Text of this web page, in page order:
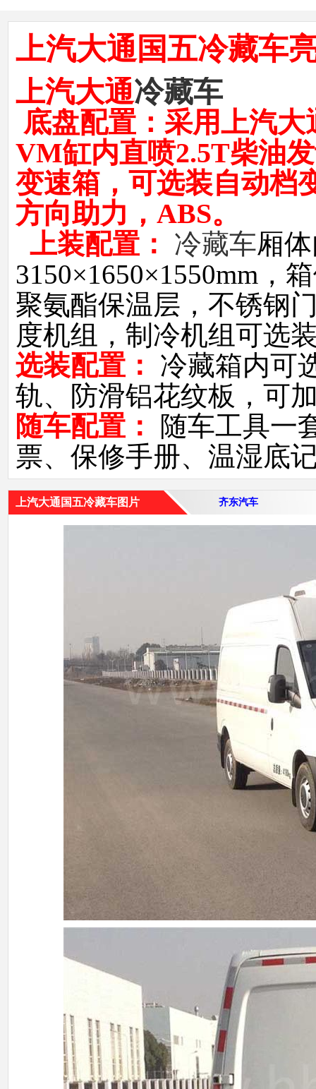
上汽大通国五冷藏车
上汽大通冷藏车
底盘配置：采用上汽
VM缸内直喷2.5T柴油
变速箱，可选装自动档
方向助力，ABS。
上装配置： 冷藏车厢
3150×1650×1550mm，
聚氨酯保温层，不锈钢
度机组，制冷机组可选
选装配置：
冷藏箱内可
轨、防滑铝花纹板，可
随车配置：
随车工具一
票、保修手册、温湿底
上汽大通国五冷藏车图片 齐东汽车